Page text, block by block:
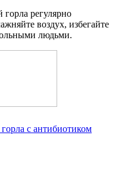
регулярно
воздух, избегайте
людьми.
с антибиотиком